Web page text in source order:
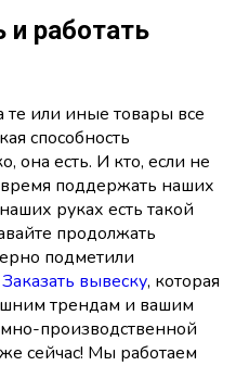
работать
те или иные товары все
способность
она есть. И кто, если не
поддержать наших
руках есть такой
продолжать
подметили
Заказать вывеску, которая
трендам и вашим
производственной
сейчас! Мы работаем